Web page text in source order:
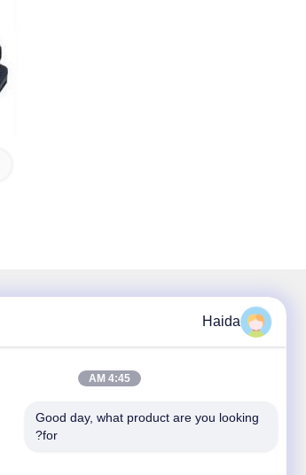
Haida
4:45 AM
Good day, what product are you looking
for?